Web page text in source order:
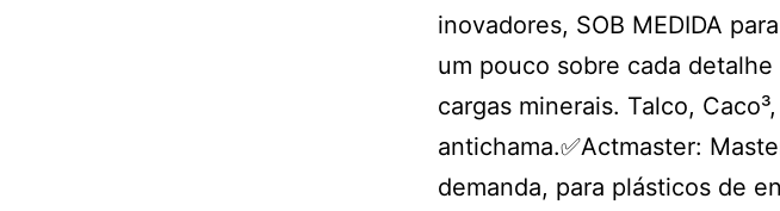
inovadores, SOB MEDIDA
um pouco sobre cada
cargas minerais. Talco,
antichama.✅Actmaster:
demanda, para plásticos de